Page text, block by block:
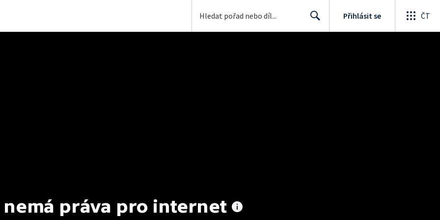
Přihlásit se ČT
nemá práva pro internet